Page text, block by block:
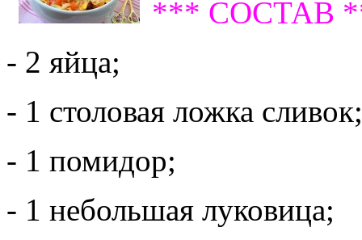
*** СОСТАВ
- 2 яйца;
- 1 столовая ложка сливок;
- 1 помидор;
- 1 небольшая луковица;